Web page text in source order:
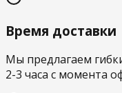
Время доставки
Мы предлагаем
2-3 часа с момента